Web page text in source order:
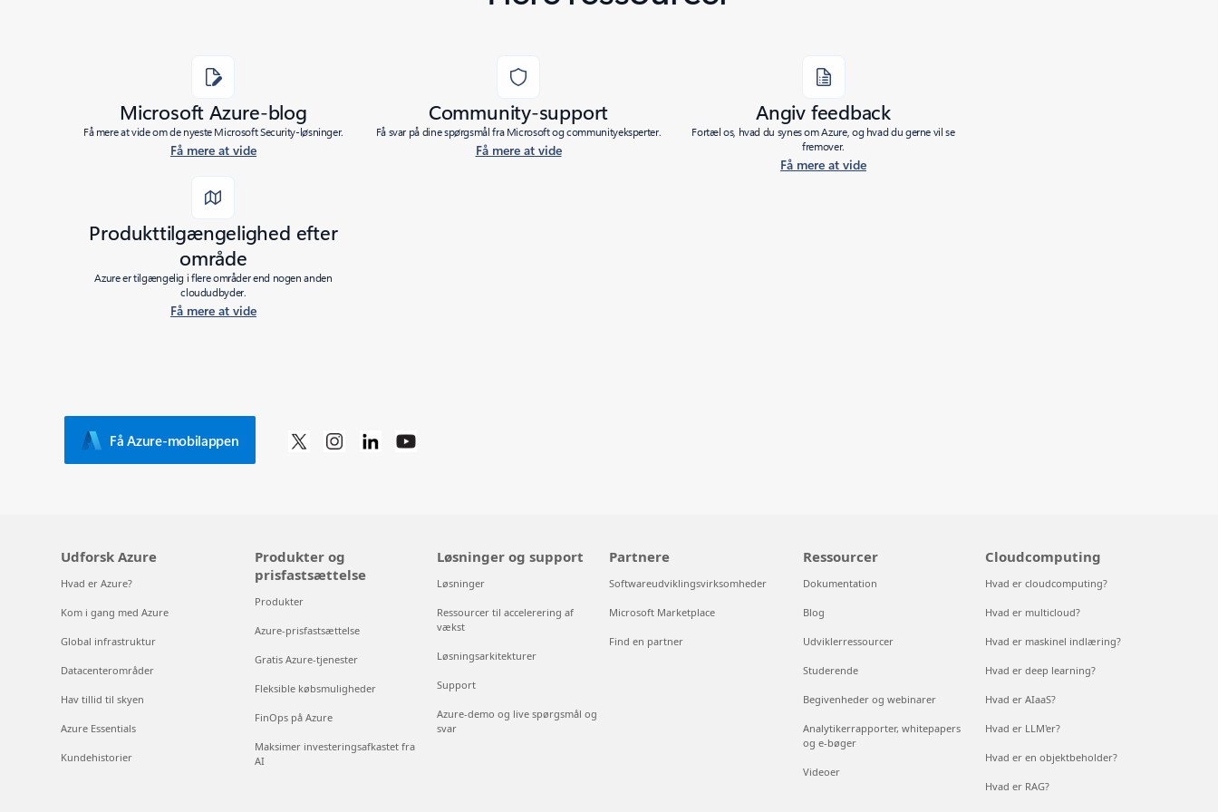
Microsoft Azure-blog
Få mere at vide om de nyeste Microsoft Security-løsninger.
Få mere at vide
Community-support
Få svar på dine spørgsmål fra Microsoft og communityeksperter.
Få mere at vide
Angiv feedback
Fortæl os, hvad du synes om Azure, og hvad du gerne vil se
fremover.
Få mere at vide
Produkttilgængelighed efter
område
Azure er tilgængelig i flere områder end nogen anden
cloududbyder.
Få mere at vide
Få Azure-mobilappen
Udforsk Azure
Hvad er Azure?
Kom i gang med Azure
Global infrastruktur
Datacenterområder
Hav tillid til skyen
Azure Essentials
Kundehistorier
Produkter og
prisfastsættelse
Produkter
Azure-prisfastsættelse
Gratis Azure-tjenester
Fleksible købsmuligheder
FinOps på Azure
Maksimer investeringsafkastet fra
AI
Løsninger og support
Løsninger
Ressourcer til accelerering af
vækst
Løsningsarkitekturer
Support
Azure-demo og live spørgsmål og
svar
Partnere
Softwareudviklingsvirksomheder
Microsoft Marketplace
Find en partner
Ressourcer
Dokumentation
Blog
Udviklerressourcer
Studerende
Begivenheder og webinarer
Analytikerrapporter, whitepapers
og e-bøger
Videoer
Cloudcomputing
Hvad er cloudcomputing?
Hvad er multicloud?
Hvad er maskinel indlæring?
Hvad er deep learning?
Hvad er AIaaS?
Hvad er LLM'er?
Hvad er en objektbeholder?
Hvad er RAG?